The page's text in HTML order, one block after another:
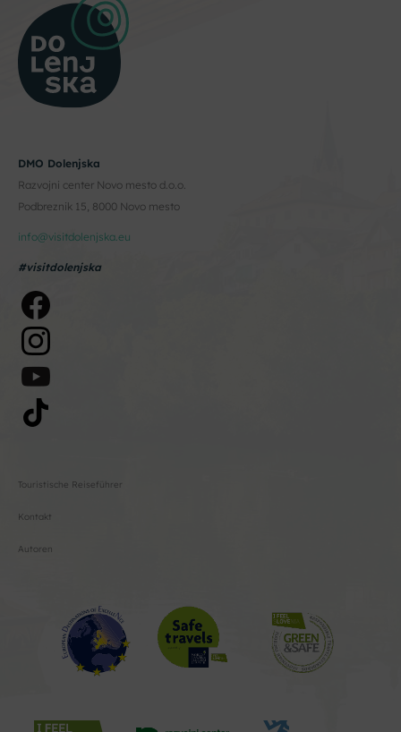
DMO Dolenjska
Razvojni center Novo mesto d.o.o.
Podbreznik 15, 8000 Novo mesto
info@visitdolenjska.eu
#visitdolenjska
Touristische Reiseführer
Kontakt
Autoren